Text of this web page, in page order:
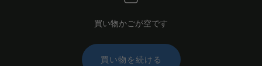
買い物かごが空です
買い物を続ける